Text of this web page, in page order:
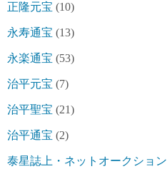
正隆元宝 (10)
永寿通宝 (13)
永楽通宝 (53)
治平元宝 (7)
治平聖宝 (21)
治平通宝 (2)
泰星誌上・ネットオークション